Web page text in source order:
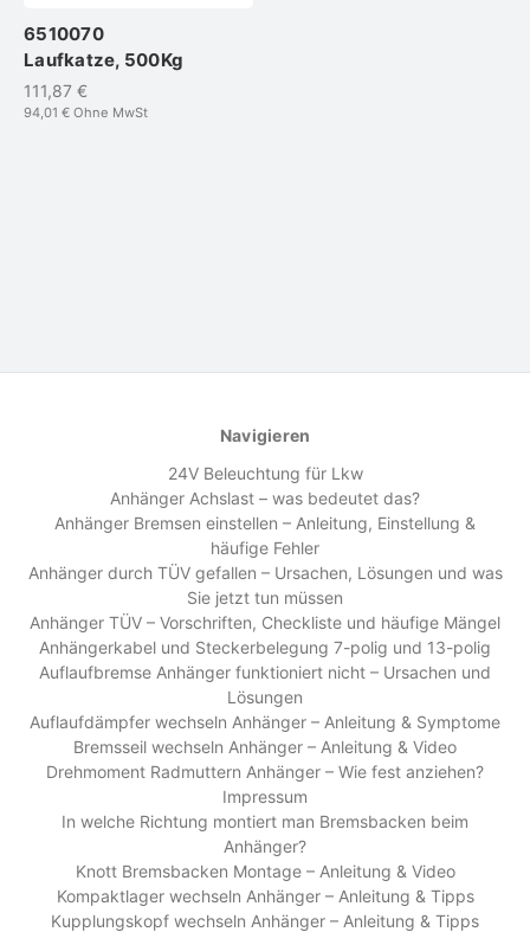
6510070
Laufkatze, 500Kg
111,87 €
94,01 € Ohne MwSt
Navigieren
24V Beleuchtung für Lkw
Anhänger Achslast – was bedeutet das?
Anhänger Bremsen einstellen – Anleitung, Einstellung &
häufige Fehler
Anhänger durch TÜV gefallen – Ursachen, Lösungen und was
Sie jetzt tun müssen
Anhänger TÜV – Vorschriften, Checkliste und häufige Mängel
Anhängerkabel und Steckerbelegung 7-polig und 13-polig
Auflaufbremse Anhänger funktioniert nicht – Ursachen und
Lösungen
Auflaufdämpfer wechseln Anhänger – Anleitung & Symptome
Bremsseil wechseln Anhänger – Anleitung & Video
Drehmoment Radmuttern Anhänger – Wie fest anziehen?
Impressum
In welche Richtung montiert man Bremsbacken beim
Anhänger?
Knott Bremsbacken Montage – Anleitung & Video
Kompaktlager wechseln Anhänger – Anleitung & Tipps
Kupplungskopf wechseln Anhänger – Anleitung & Tipps